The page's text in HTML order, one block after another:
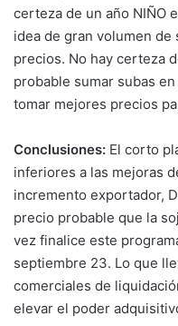
certeza de un año NIÑO
idea de gran volumen
precios. No hay certeza
probable sumar subas
tomar mejores precios
Conclusiones: El corto
inferiores a las mejoras
incremento exportador,
precio probable que la
vez finalice este
septiembre 23. Lo que
comerciales de
elevar el poder